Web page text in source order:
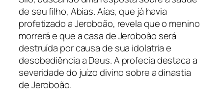
de seu filho, Abias. Aías, que já havia
profetizado a Jeroboão, revela que o menino
morrerá e que a casa de Jeroboão será
destruída por causa de sua idolatria e
desobediência a Deus. A profecia destaca a
severidade do juízo divino sobre a dinastia
de Jeroboão.